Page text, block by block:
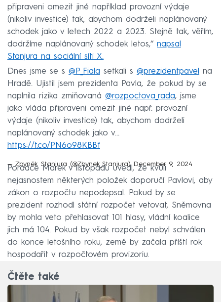
připraveni omezit jiné například provozní výdaje
(nikoliv investice) tak, abychom dodrželi naplánovaný
schodek jako v letech 2022 a 2023. Stejně tak, věřím,
dodržíme naplánovaný schodek letos,“ napsal
Stanjura na sociální síti X.
Dnes jsme se s @P_Fiala setkali s @prezidentpavel
na
Hradě. Ujistil jsem prezidenta Pavla, že pokud by se
naplnila rizika zmiňovaná @rozpoctova_rada, jsme
jako vláda připraveni omezit jiné např. provozní
výdaje (nikoliv investice) tak, abychom dodrželi
naplánovaný schodek jako v…
https://t.co/PN6o98KBBf
— Zbyněk Stanjura (@Zbynek_Stanjura) December 9, 2024
Poradce Marek v listopadu uvedl, že kvůli
nejasnostem některých položek doporučí Pavlovi, aby
zákon o rozpočtu nepodepsal. Pokud by se
prezident rozhodl státní rozpočet vetovat, Sněmovna
by mohla veto přehlasovat 101 hlasy, vládní koalice
jich má 104. Pokud by však rozpočet nebyl schválen
do konce letošního roku, země by začala příští rok
hospodařit v rozpočtovém provizoriu.
Čtěte také